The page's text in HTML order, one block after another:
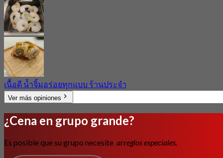
เนื้อดี น้ำจิ้มอร่อยทุกแบบ ร้านประจำ
Ver más opiniones
¿Cena en grupo grande?
Es posible que su grupo necesite arreglos especiales.